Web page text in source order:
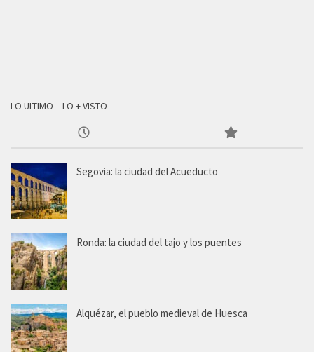
LO ULTIMO – LO + VISTO
Segovia: la ciudad del Acueducto
Ronda: la ciudad del tajo y los puentes
Alquézar, el pueblo medieval de Huesca